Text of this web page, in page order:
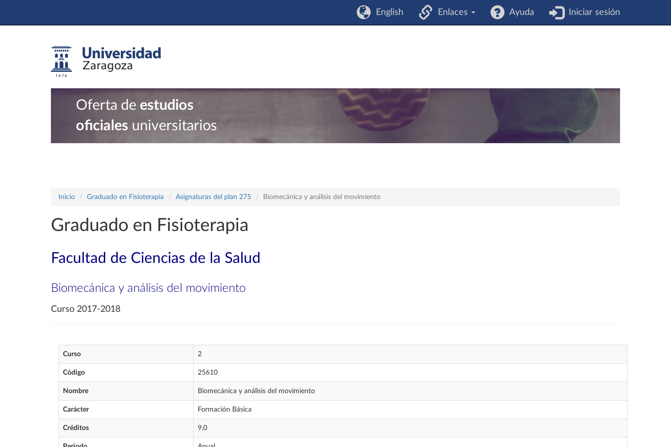
English Enlaces Ayuda Iniciar sesión
Oferta de estudios
oficiales universitarios
Inicio Graduado en Fisioterapia Asignaturas del plan 275 Biomecánica y análisis del movimiento
Graduado en Fisioterapia
Facultad de Ciencias de la Salud
Biomecánica y análisis del movimiento
Curso 2017-2018
Curso 2
Código 25610
Nombre Biomecánica y análisis del movimiento
Carácter Formación Básica
Créditos 9,0